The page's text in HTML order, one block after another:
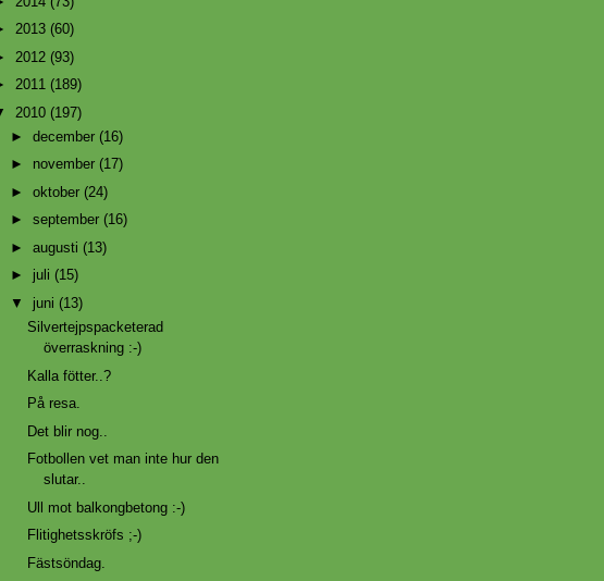
2013 (60)
2012 (93)
2011 (189)
2010 (197)
► december (16)
► november (17)
► oktober (24)
► september (16)
► augusti (13)
► juli (15)
▼ juni (13)
Silvertejpspacketerad
överraskning :-)
Kalla fötter..?
På resa.
Det blir nog..
Fotbollen vet man inte hur den
slutar..
Ull mot balkongbetong :-)
Flitighetsskröfs ;-)
Fästsöndag.